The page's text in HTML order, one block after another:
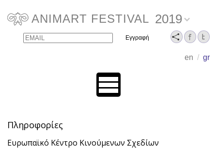
ANIMART FESTIVAL 2019
en / gr
Email Name
Πληροφορίες
Ευρωπαϊκό Κέντρο Κινούμενων Σχεδίων